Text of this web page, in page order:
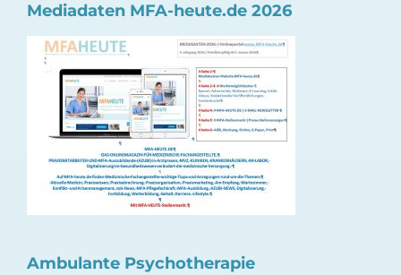
Mediadaten MFA-heute.de 2026
Ambulante Psychotherapie